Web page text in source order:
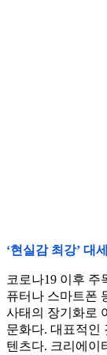
‘현실감 최강’ 대
코로나19 이후 주
퓨터나 스마트폰
사태의 장기화로
문화다. 대표적인
텐츠다. 크리에이